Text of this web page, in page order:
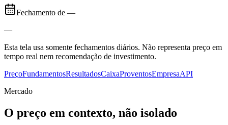
Fechamento de —
—
Esta tela usa somente fechamentos diários. Não representa preço em
tempo real nem recomendação de investimento.
PreçoFundamentosResultadosCaixaProventosEmpresaAPI
Mercado
O preço em contexto, não isolado